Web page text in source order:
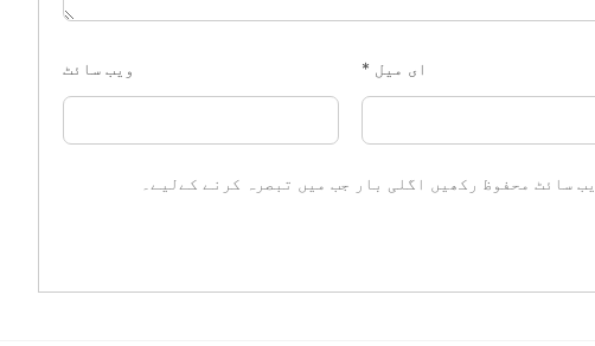
ای میل * ویب‌ سائٹ
سائٹ محفوظ رکھیں اگلی بار جب میں تبصرہ کرنے کےلیے۔